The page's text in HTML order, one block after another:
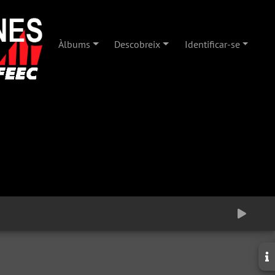
Àlbums Descobreix Identificar-se